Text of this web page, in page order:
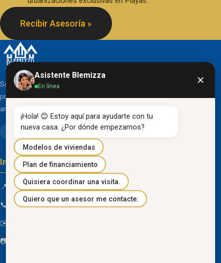
Recibir Asesoría »
Somos una organización líder en el desarrollo de
proyectos inmobiliarios que destacan por su diseño
arquitectónico clásico y acabados de primera línea.
Información de contacto
📍 Km 85 Vía Progreso, Playas, Guayas, Ecuador
📞 096 934 4318
✉️
📷
Asistente Blemizza
En línea ×
¡Hola! 😊 Estoy aquí para ayudarte con tu
nueva casa. ¿Por dónde empezamos?
Modelos de viviendas
Plan de financiamiento
Quisiera coordinar una visita.
Quiero que un asesor me contacte.